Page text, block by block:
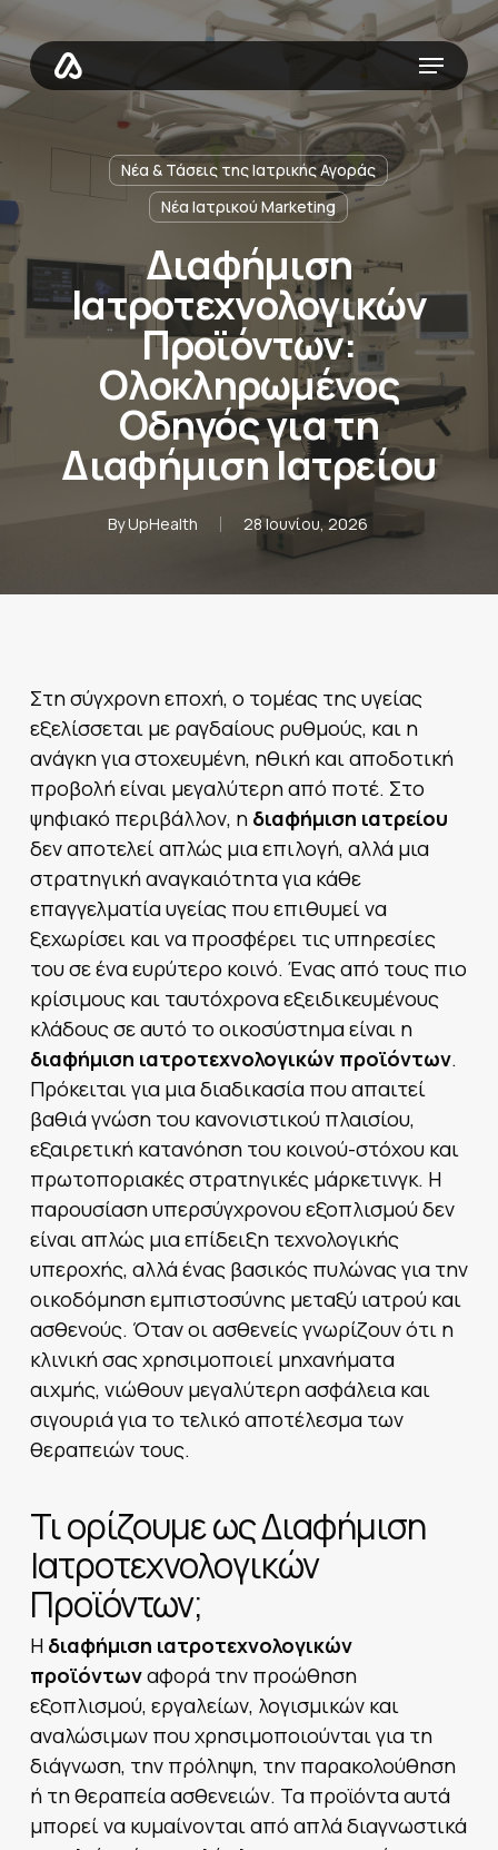
main
content
Menu
Νέα & Τάσεις της Ιατρικής Αγοράς
Νέα Ιατρικού Marketing
Διαφήμιση
Ιατροτεχνολογικών
Προϊόντων:
Ολοκληρωμένος
Οδηγός για τη
Διαφήμιση Ιατρείου
ByUpHealth 28 Ιουνίου, 2026
Στη σύγχρονη εποχή, ο τομέας της υγείας
εξελίσσεται με ραγδαίους ρυθμούς, και η
ανάγκη για στοχευμένη, ηθική και αποδοτική
προβολή είναι μεγαλύτερη από ποτέ. Στο
ψηφιακό περιβάλλον, η διαφήμιση ιατρείου
δεν αποτελεί απλώς μια επιλογή, αλλά μια
στρατηγική αναγκαιότητα για κάθε
επαγγελματία υγείας που επιθυμεί να
ξεχωρίσει και να προσφέρει τις υπηρεσίες
του σε ένα ευρύτερο κοινό. Ένας από τους πιο
κρίσιμους και ταυτόχρονα εξειδικευμένους
κλάδους σε αυτό το οικοσύστημα είναι η
διαφήμιση ιατροτεχνολογικών προϊόντων.
Πρόκειται για μια διαδικασία που απαιτεί
βαθιά γνώση του κανονιστικού πλαισίου,
εξαιρετική κατανόηση του κοινού-στόχου και
πρωτοποριακές στρατηγικές μάρκετινγκ. Η
παρουσίαση υπερσύγχρονου εξοπλισμού δεν
είναι απλώς μια επίδειξη τεχνολογικής
υπεροχής, αλλά ένας βασικός πυλώνας για την
οικοδόμηση εμπιστοσύνης μεταξύ ιατρού και
ασθενούς. Όταν οι ασθενείς γνωρίζουν ότι η
κλινική σας χρησιμοποιεί μηχανήματα
αιχμής, νιώθουν μεγαλύτερη ασφάλεια και
σιγουριά για το τελικό αποτέλεσμα των
θεραπειών τους.
Τι ορίζουμε ως Διαφήμιση
Ιατροτεχνολογικών
Προϊόντων;
Η διαφήμιση ιατροτεχνολογικών
προϊόντωναφορά την προώθηση
εξοπλισμού, εργαλείων, λογισμικών και
αναλώσιμων που χρησιμοποιούνται για τη
διάγνωση, την πρόληψη, την παρακολούθηση
ή τη θεραπεία ασθενειών. Τα προϊόντα αυτά
μπορεί να κυμαίνονται από απλά διαγνωστικά